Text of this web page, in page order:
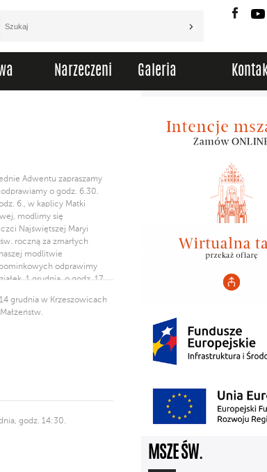
Narzeczeni Galeria
Adwentu zapraszamy
o godz. 6.30.
6., w kaplicy Matki
modlimy się
Najświętszej Maryi
roczną za zmarłych
modlitwie
odprawimy
1 grudnia, o godz. 17.
na rekolekcje
bazylice, które
grudnia w Krzeszowicach
godz. 14:30.
MSZE ŚW.